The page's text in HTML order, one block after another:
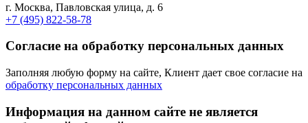
г. Москва, Павловская улица, д. 6
+7 (495) 822-58-78
Согласие на обработку персональных данных
Заполняя любую форму на сайте, Клиент дает свое согласие на
обработку персональных данных
Информация на данном сайте не является